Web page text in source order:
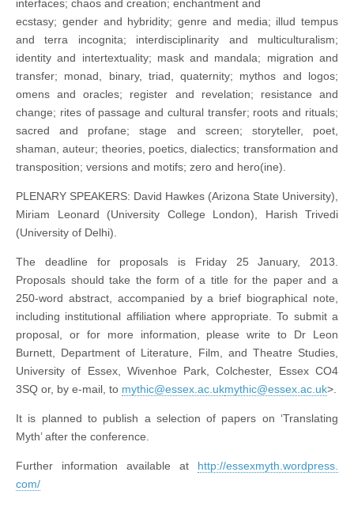
interfaces; chaos and creation; enchantment and
ecstasy; gender and hybridity; genre and media; illud tempus
and terra incognita; interdisciplinarity and multiculturalism;
identity and intertextuality; mask and mandala; migration and
transfer; monad, binary, triad, quaternity; mythos and logos;
omens and oracles; register and revelation; resistance and
change; rites of passage and cultural transfer; roots and rituals;
sacred and profane; stage and screen; storyteller, poet,
shaman, auteur; theories, poetics, dialectics; transformation and
transposition; versions and motifs; zero and hero(ine).
PLENARY SPEAKERS: David Hawkes (Arizona State University),
Miriam Leonard (University College London), Harish Trivedi
(University of Delhi).
The deadline for proposals is Friday 25 January, 2013.
Proposals should take the form of a title for the paper and a
250-word abstract, accompanied by a brief biographical note,
including institutional affiliation where appropriate. To submit a
proposal, or for more information, please write to Dr Leon
Burnett, Department of Literature, Film, and Theatre Studies,
University of Essex, Wivenhoe Park, Colchester, Essex CO4
3SQ or, by e-mail, to mythic@essex.ac.ukmythic@essex.ac.uk>.
It is planned to publish a selection of papers on ‘Translating
Myth’ after the conference.
Further information available at http://essexmyth.wordpress.
com/